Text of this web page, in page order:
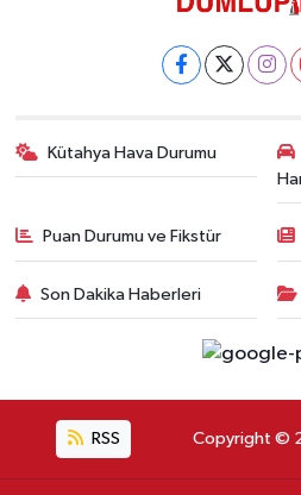
Kütahya Hava Durumu
Puan Durumu ve Fikstür
Son Dakika Haberleri
RSS Copyright ©